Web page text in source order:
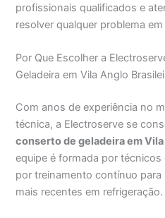
profissionais qualificados e
resolver qualquer problema
Por Que Escolher a
Geladeira em Vila Anglo
Com anos de experiência no
técnica, a Electroserve se
conserto de geladeira em
equipe é formada por
por treinamento contínuo
mais recentes em refrigeração.